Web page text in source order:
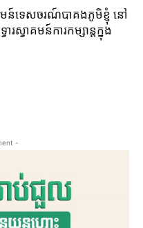
ទេសចរណ៍​បាគង​ភូមិ​ខ្ញុំ ​នៅ​
រ​ស្វាគមន៍​ការ​​កម្សាន្ត​ក្នុង​
-